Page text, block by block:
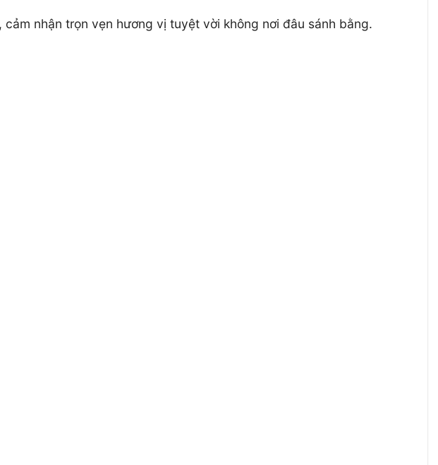
nhận trọn vẹn hương vị tuyệt vời không nơi đâu sánh bằng.